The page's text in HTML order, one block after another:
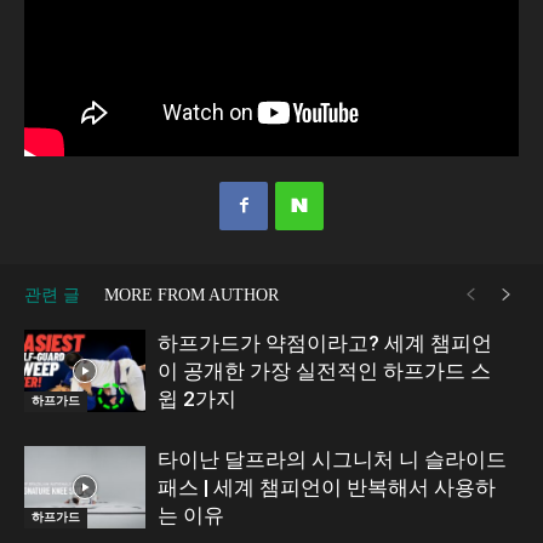
관련 글 MORE FROM AUTHOR
하프가드
하프가드가 약점이라고? 세계 챔피언
이 공개한 가장 실전적인 하프가드 스
윕 2가지
하프가드
타이난 달프라의 시그니처 니 슬라이드
패스 | 세계 챔피언이 반복해서 사용하
는 이유